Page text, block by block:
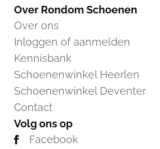
Over Rondom Schoenen
Over ons
Inloggen of aanmelden
Kennisbank
Schoenenwinkel Heerlen
Schoenenwinkel Deventer
Contact
Volg ons op
Facebook